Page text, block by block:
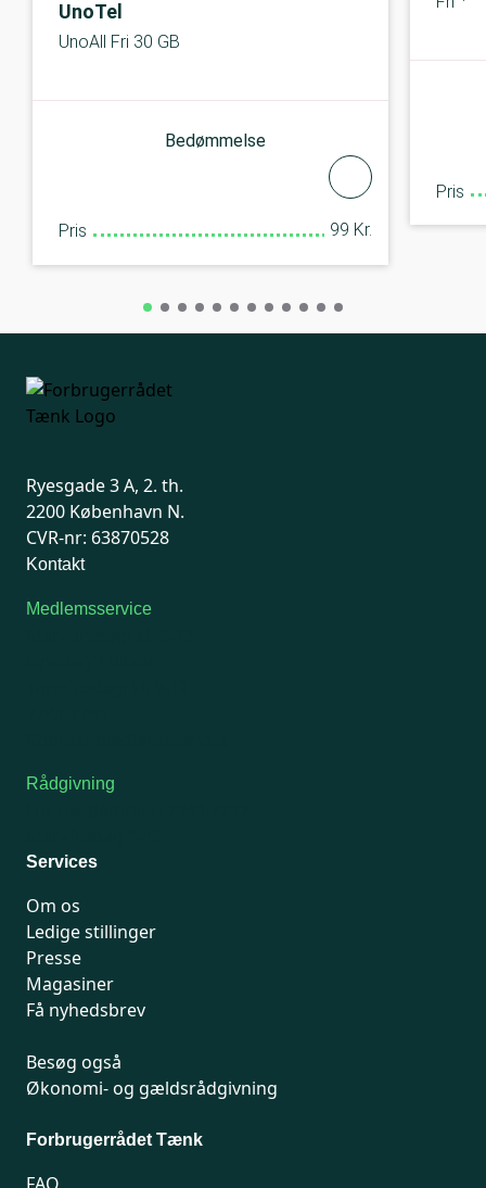
UnoTel
UnoAll Fri 30 GB
Bedømmelse
Pris 99 Kr.
Pris
Ryesgade 3 A, 2. th.
2200 København N.
CVR-nr: 63870528
Kontakt
Medlemsservice
Rådgivning
Services
Om os
Ledige stillinger
Presse
Magasiner
Få nyhedsbrev
Besøg også
Økonomi- og gældsrådgivning
Forbrugerrådet Tænk